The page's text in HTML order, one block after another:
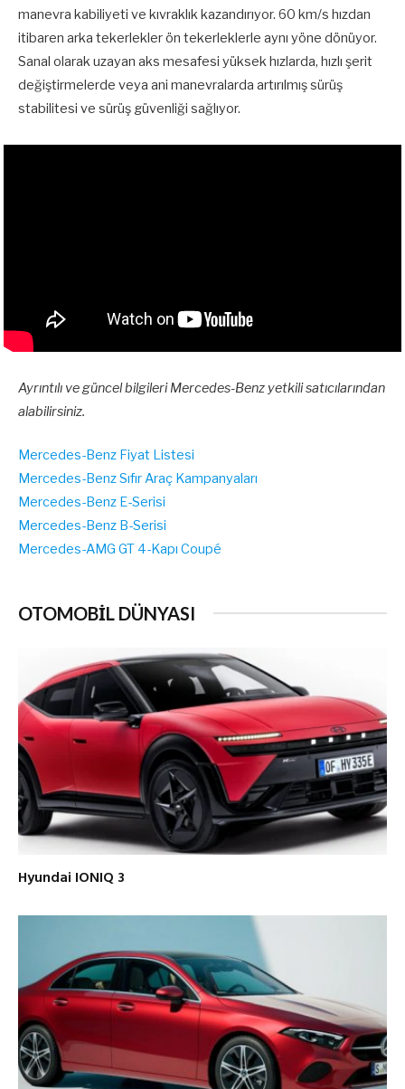
manevra kabiliyeti ve kıvraklık kazandırıyor. 60 km/s hızdan
itibaren arka tekerlekler ön tekerleklerle aynı yöne dönüyor.
Sanal olarak uzayan aks mesafesi yüksek hızlarda, hızlı şerit
değiştirmelerde veya ani manevralarda artırılmış sürüş
stabilitesi ve sürüş güvenliği sağlıyor.
Ayrıntılı ve güncel bilgileri Mercedes-Benz yetkili satıcılarından
alabilirsiniz.
Mercedes-Benz Fiyat Listesi
Mercedes-Benz Sıfır Araç Kampanyaları
Mercedes-Benz E-Serisi
Mercedes-Benz B-Serisi
Mercedes-AMG GT 4-Kapı Coupé
OTOMOBİL DÜNYASI
Hyundai IONIQ 3